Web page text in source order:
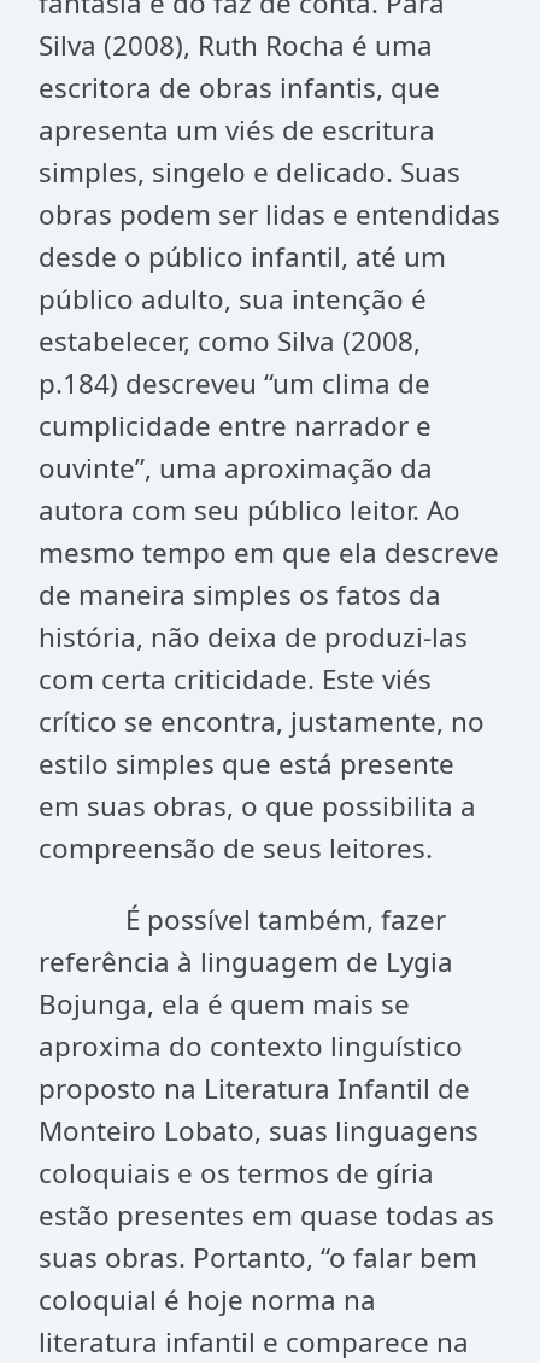
Silva (2008), Ruth Rocha é uma
escritora de obras infantis, que
apresenta um viés de escritura
simples, singelo e delicado. Suas
obras podem ser lidas e entendidas
desde o público infantil, até um
público adulto, sua intenção é
estabelecer, como Silva (2008,
p.184) descreveu “um clima de
cumplicidade entre narrador e
ouvinte”, uma aproximação da
autora com seu público leitor. Ao
mesmo tempo em que ela descreve
de maneira simples os fatos da
história, não deixa de produzi-las
com certa criticidade. Este viés
crítico se encontra, justamente, no
estilo simples que está presente
em suas obras, o que possibilita a
compreensão de seus leitores.
É possível também, fazer
referência à linguagem de Lygia
Bojunga, ela é quem mais se
aproxima do contexto linguístico
proposto na Literatura Infantil de
Monteiro Lobato, suas linguagens
coloquiais e os termos de gíria
estão presentes em quase todas as
suas obras. Portanto, “o falar bem
coloquial é hoje norma na
literatura infantil e comparece na